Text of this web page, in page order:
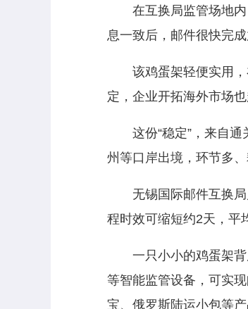
在互换局监管场地内
息一致后，邮件很快完成
该鸡蛋架轻便实用，
定，企业开拓海外市场也
这份“稳定”，来自通
州等口岸出境，环节多、
无锡国际邮件互换局
程时效可缩短约2天，平
一只小小的鸡蛋架背
等智能监管设备，可实
宝、俄罗斯陆运小包等